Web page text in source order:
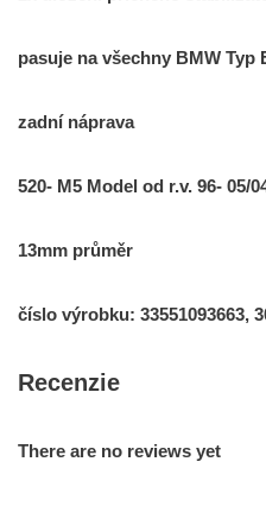
pasuje na všechny BMW Typ
zadní náprava
520- M5 Model od r.v. 96- 05/
13mm průměr
číslo výrobku: 33551093663,
Recenzie
There are no reviews yet